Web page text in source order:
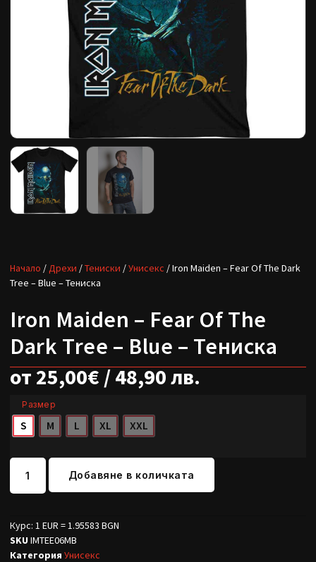
Начало /Дрехи /Тениски /Унисекс / Iron Maiden – Fear Of The Dark
Tree – Blue – Тениска
Iron Maiden – Fear Of The
Dark Tree – Blue – Тениска
от 25,00€ / 48,90 лв.
Размер
S M L XL XXL
Добавяне в количката
Курс: 1 EUR = 1.95583 BGN
SKU IMTEE06MB
Категория Унисекс